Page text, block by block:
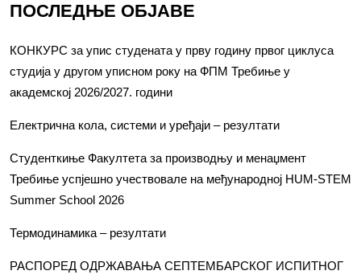
ПОСЛЕДЊЕ ОБЈАВЕ
КОНКУРС за упис студената у прву годину првог циклуса
студија у другом уписном року на ФПМ Требиње у
академској 2026/2027. години
Електрична кола, системи и уређаји – резултати
Студенткиње Факултета за производњу и менаџмент
Требиње успјешно учествовале на међународној HUM-STEM
Summer School 2026
Термодинамика – резултати
РАСПОРЕД ОДРЖАВАЊА СЕПТЕМБАРСКОГ ИСПИТНОГ